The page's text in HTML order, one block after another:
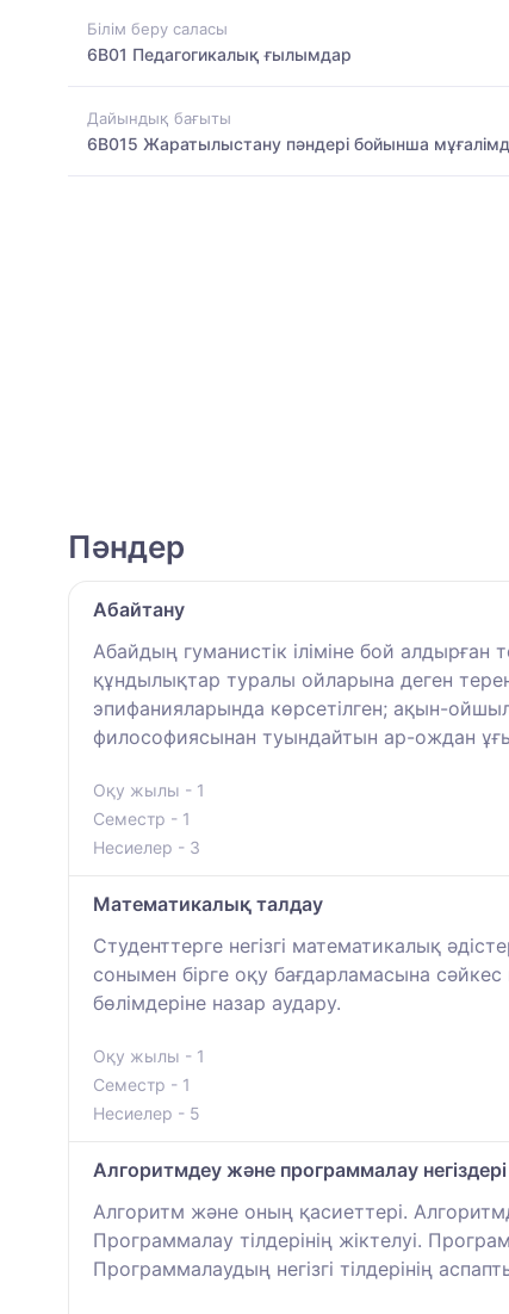
Білім беру саласы
6B01 Педагогикалық ғылымдар
Дайындық бағыты
6B015 Жаратылыстану пәндері бойынша
Пәндер
Абайтану
Абайдың гуманистік іліміне бой
құндылықтар туралы ойларына деген
эпифанияларында көрсетілген; ақын-
философиясынан туындайтын ар-ождан
Оқу жылы - 1
Семестр - 1
Несиелер - 3
Математикалық талдау
Студенттерге негізгі математикалық
сонымен бірге оқу бағдарламасына
бөлімдеріне назар аудару.
Оқу жылы - 1
Семестр - 1
Несиелер - 5
Алгоритмдеу және программалау негіздері
Алгоритм және оның қасиеттері.
Программалау тілдерінің жіктелуі.
Программалаудың негізгі тілдерінің